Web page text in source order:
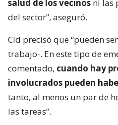
salud de los vecinos ni las
del sector”, aseguró.
Cid precisó que “pueden
trabajo-. En este tipo de
comentado, cuando hay
involucrados pueden
tanto, al menos un par de
las tareas”.